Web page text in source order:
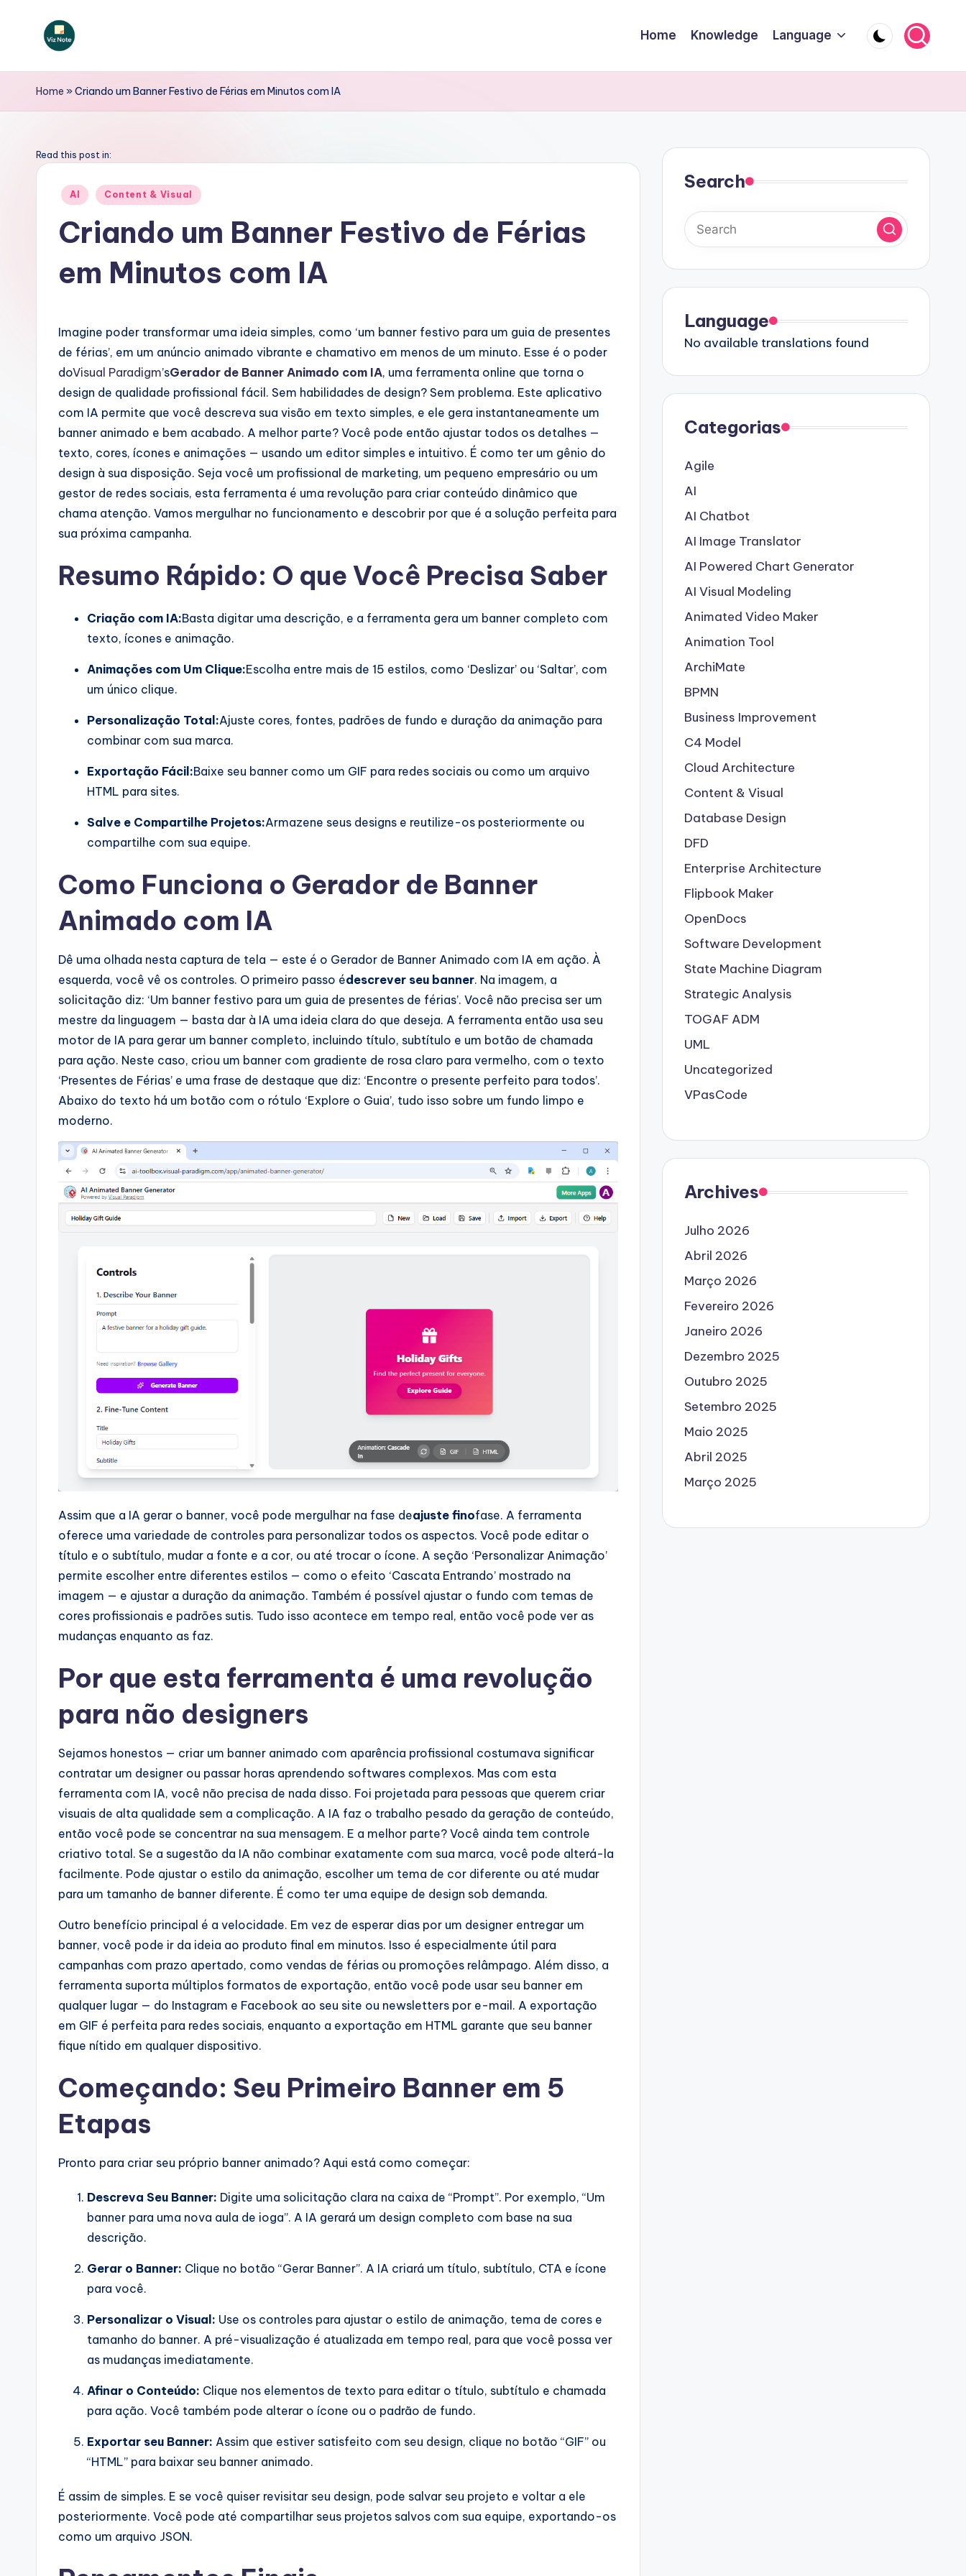
V
iz
o
Home Knowledge Language
Home »Criando um Banner Festivo de Férias em Minutos com IA
Read this post in:
Posted
AI Content & Visual
Criando um Banner Festivo de Férias
em Minutos com IA
Imagine poder transformar uma ideia simples, como ‘um banner festivo para um guia de presentes
de férias’, em um anúncio animado vibrante e chamativo em menos de um minuto. Esse é o poder
doVisual Paradigm’sGerador de Banner Animado com IA, uma ferramenta online que torna o
design de qualidade profissional fácil. Sem habilidades de design? Sem problema. Este aplicativo
com IA permite que você descreva sua visão em texto simples, e ele gera instantaneamente um
banner animado e bem acabado. A melhor parte? Você pode então ajustar todos os detalhes —
texto, cores, ícones e animações — usando um editor simples e intuitivo. É como ter um gênio do
design à sua disposição. Seja você um profissional de marketing, um pequeno empresário ou um
gestor de redes sociais, esta ferramenta é uma revolução para criar conteúdo dinâmico que
chama atenção. Vamos mergulhar no funcionamento e descobrir por que é a solução perfeita para
sua próxima campanha.
Resumo Rápido: O que Você Precisa Saber
Criação com IA:Basta digitar uma descrição, e a ferramenta gera um banner completo com
texto, ícones e animação.
Animações com Um Clique:Escolha entre mais de 15 estilos, como ‘Deslizar’ ou ‘Saltar’, com
um único clique.
Personalização Total:Ajuste cores, fontes, padrões de fundo e duração da animação para
combinar com sua marca.
Exportação Fácil:Baixe seu banner como um GIF para redes sociais ou como um arquivo
HTML para sites.
Salve e Compartilhe Projetos:Armazene seus designs e reutilize-os posteriormente ou
compartilhe com sua equipe.
Como Funciona o Gerador de Banner
Animado com IA
Dê uma olhada nesta captura de tela — este é o Gerador de Banner Animado com IA em ação. À
esquerda, você vê os controles. O primeiro passo édescrever seu banner. Na imagem, a
solicitação diz: ‘Um banner festivo para um guia de presentes de férias’. Você não precisa ser um
mestre da linguagem — basta dar à IA uma ideia clara do que deseja. A ferramenta então usa seu
motor de IA para gerar um banner completo, incluindo título, subtítulo e um botão de chamada
para ação. Neste caso, criou um banner com gradiente de rosa claro para vermelho, com o texto
‘Presentes de Férias’ e uma frase de destaque que diz: ‘Encontre o presente perfeito para todos’.
Abaixo do texto há um botão com o rótulo ‘Explore o Guia’, tudo isso sobre um fundo limpo e
moderno.
Assim que a IA gerar o banner, você pode mergulhar na fase deajuste finofase. A ferramenta
oferece uma variedade de controles para personalizar todos os aspectos. Você pode editar o
título e o subtítulo, mudar a fonte e a cor, ou até trocar o ícone. A seção ‘Personalizar Animação’
permite escolher entre diferentes estilos — como o efeito ‘Cascata Entrando’ mostrado na
imagem — e ajustar a duração da animação. Também é possível ajustar o fundo com temas de
cores profissionais e padrões sutis. Tudo isso acontece em tempo real, então você pode ver as
mudanças enquanto as faz.
Por que esta ferramenta é uma revolução
para não designers
Sejamos honestos — criar um banner animado com aparência profissional costumava significar
contratar um designer ou passar horas aprendendo softwares complexos. Mas com esta
ferramenta com IA, você não precisa de nada disso. Foi projetada para pessoas que querem criar
visuais de alta qualidade sem a complicação. A IA faz o trabalho pesado da geração de conteúdo,
então você pode se concentrar na sua mensagem. E a melhor parte? Você ainda tem controle
criativo total. Se a sugestão da IA não combinar exatamente com sua marca, você pode alterá-la
facilmente. Pode ajustar o estilo da animação, escolher um tema de cor diferente ou até mudar
para um tamanho de banner diferente. É como ter uma equipe de design sob demanda.
Outro benefício principal é a velocidade. Em vez de esperar dias por um designer entregar um
banner, você pode ir da ideia ao produto final em minutos. Isso é especialmente útil para
campanhas com prazo apertado, como vendas de férias ou promoções relâmpago. Além disso, a
ferramenta suporta múltiplos formatos de exportação, então você pode usar seu banner em
qualquer lugar — do Instagram e Facebook ao seu site ou newsletters por e-mail. A exportação
em GIF é perfeita para redes sociais, enquanto a exportação em HTML garante que seu banner
fique nítido em qualquer dispositivo.
Começando: Seu Primeiro Banner em 5
Etapas
Pronto para criar seu próprio banner animado? Aqui está como começar:
Descreva Seu Banner: Digite uma solicitação clara na caixa de “Prompt”. Por exemplo, “Um
banner para uma nova aula de ioga”. A IA gerará um design completo com base na sua
descrição.
Gerar o Banner: Clique no botão “Gerar Banner”. A IA criará um título, subtítulo, CTA e ícone
para você.
Personalizar o Visual: Use os controles para ajustar o estilo de animação, tema de cores e
tamanho do banner. A pré-visualização é atualizada em tempo real, para que você possa ver
as mudanças imediatamente.
Afinar o Conteúdo: Clique nos elementos de texto para editar o título, subtítulo e chamada
para ação. Você também pode alterar o ícone ou o padrão de fundo.
Exportar seu Banner: Assim que estiver satisfeito com seu design, clique no botão “GIF” ou
“HTML” para baixar seu banner animado.
É assim de simples. E se você quiser revisitar seu design, pode salvar seu projeto e voltar a ele
posteriormente. Você pode até compartilhar seus projetos salvos com sua equipe, exportando-os
como um arquivo JSON.
Search
Language
No available translations found
Categorias
Agile
AI
AI Chatbot
AI Image Translator
AI Powered Chart Generator
AI Visual Modeling
Animated Video Maker
Animation Tool
ArchiMate
BPMN
Business Improvement
C4 Model
Cloud Architecture
Content & Visual
Database Design
DFD
Enterprise Architecture
Flipbook Maker
OpenDocs
Software Development
State Machine Diagram
Strategic Analysis
TOGAF ADM
UML
Uncategorized
VPasCode
Archives
Julho 2026
Abril 2026
Março 2026
Fevereiro 2026
Janeiro 2026
Dezembro 2025
Outubro 2025
Setembro 2025
Maio 2025
Abril 2025
Março 2025